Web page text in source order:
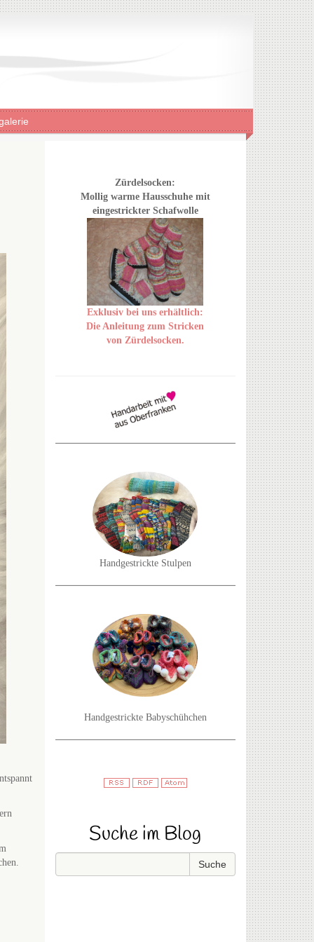
Zürdelsocken:
Mollig warme Hausschuhe mit
eingestrickter Schafwolle
Exklusiv bei uns erhältlich:
Die Anleitung zum Stricken
von Zürdelsocken.
Handgestrickte Stulpen
Handgestrickte Babyschühchen
Suche im Blog